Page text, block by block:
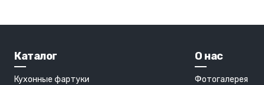
Каталог
Кухонные фартуки
О нас
Фотогалерея